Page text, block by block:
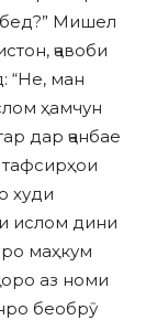
Мишел
ҷавоби
“Не, ман
ҳамчун
дар ҷанбае
худи
ислом дини
маҳкум
аз номи
беобрӯ